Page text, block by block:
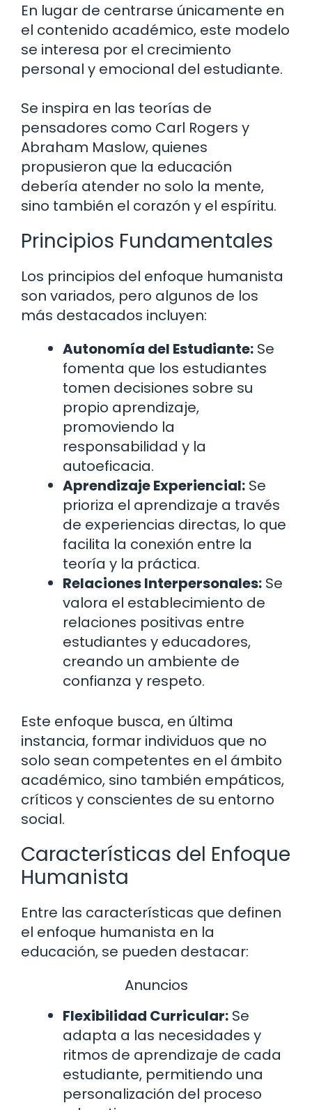
En lugar de centrarse únicamente en
el contenido académico, este modelo
se interesa por el crecimiento
personal y emocional del estudiante.
Se inspira en las teorías de
pensadores como Carl Rogers y
Abraham Maslow, quienes
propusieron que la educación
debería atender no solo la mente,
sino también el corazón y el espíritu.
Principios Fundamentales
Los principios del enfoque humanista
son variados, pero algunos de los
más destacados incluyen:
Autonomía del Estudiante: Se
fomenta que los estudiantes
tomen decisiones sobre su
propio aprendizaje,
promoviendo la
responsabilidad y la
autoeficacia.
Aprendizaje Experiencial: Se
prioriza el aprendizaje a través
de experiencias directas, lo que
facilita la conexión entre la
teoría y la práctica.
Relaciones Interpersonales: Se
valora el establecimiento de
relaciones positivas entre
estudiantes y educadores,
creando un ambiente de
confianza y respeto.
Este enfoque busca, en última
instancia, formar individuos que no
solo sean competentes en el ámbito
académico, sino también empáticos,
críticos y conscientes de su entorno
social.
Características del Enfoque
Humanista
Entre las características que definen
el enfoque humanista en la
educación, se pueden destacar:
Anuncios
Flexibilidad Curricular: Se
adapta a las necesidades y
ritmos de aprendizaje de cada
estudiante, permitiendo una
personalización del proceso